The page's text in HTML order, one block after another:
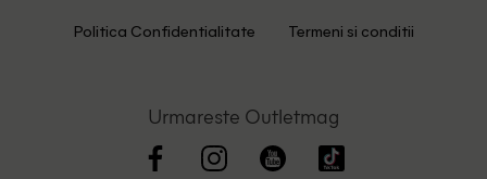
Politica Confidentialitate Termeni si conditii
Urmareste Outletmag